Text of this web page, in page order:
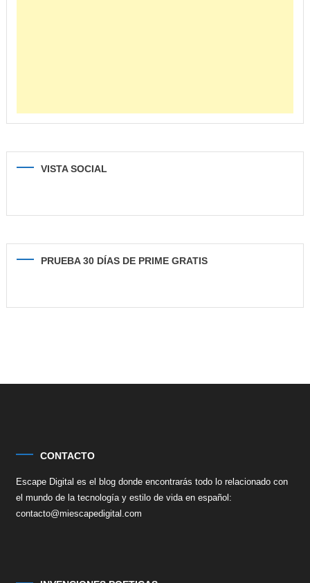
VISTA SOCIAL
PRUEBA 30 DÍAS DE PRIME GRATIS
CONTACTO
Escape Digital es el blog donde encontrarás todo lo relacionado con
el mundo de la tecnología y estilo de vida en español:
contacto@miescapedigital.com